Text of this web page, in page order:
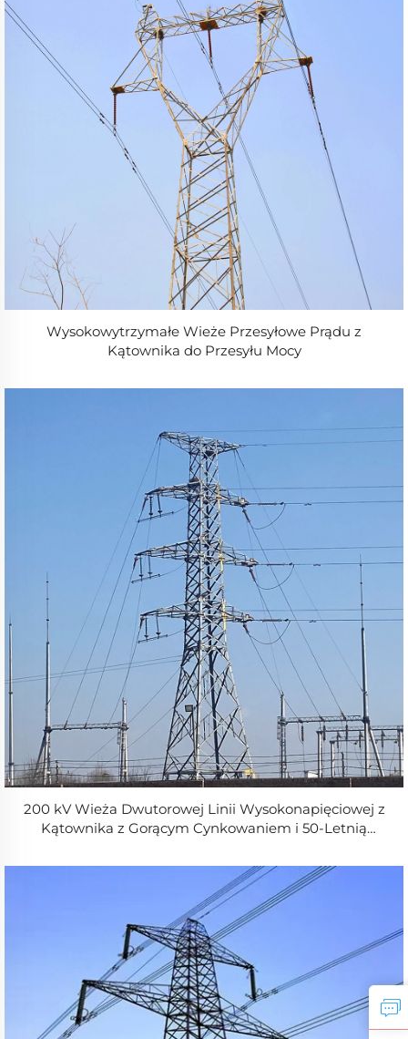
Wysokowytrzymałe Wieże Przesyłowe Prądu z
Kątownika do Przesyłu Mocy
200 kV Wieża Dwutorowej Linii Wysokonapięciowej z
Kątownika z Gorącym Cynkowaniem i 50-Letnią